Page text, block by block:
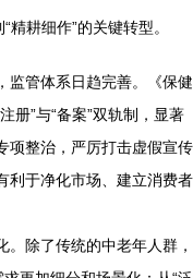
精耕细作”的关键转型。
监管体系日趋完善。《保健
册”与“备案”双轨制，显著
项整治，严厉打击虚假宣传
利于净化市场、建立消费者
。除了传统的中老年人群，